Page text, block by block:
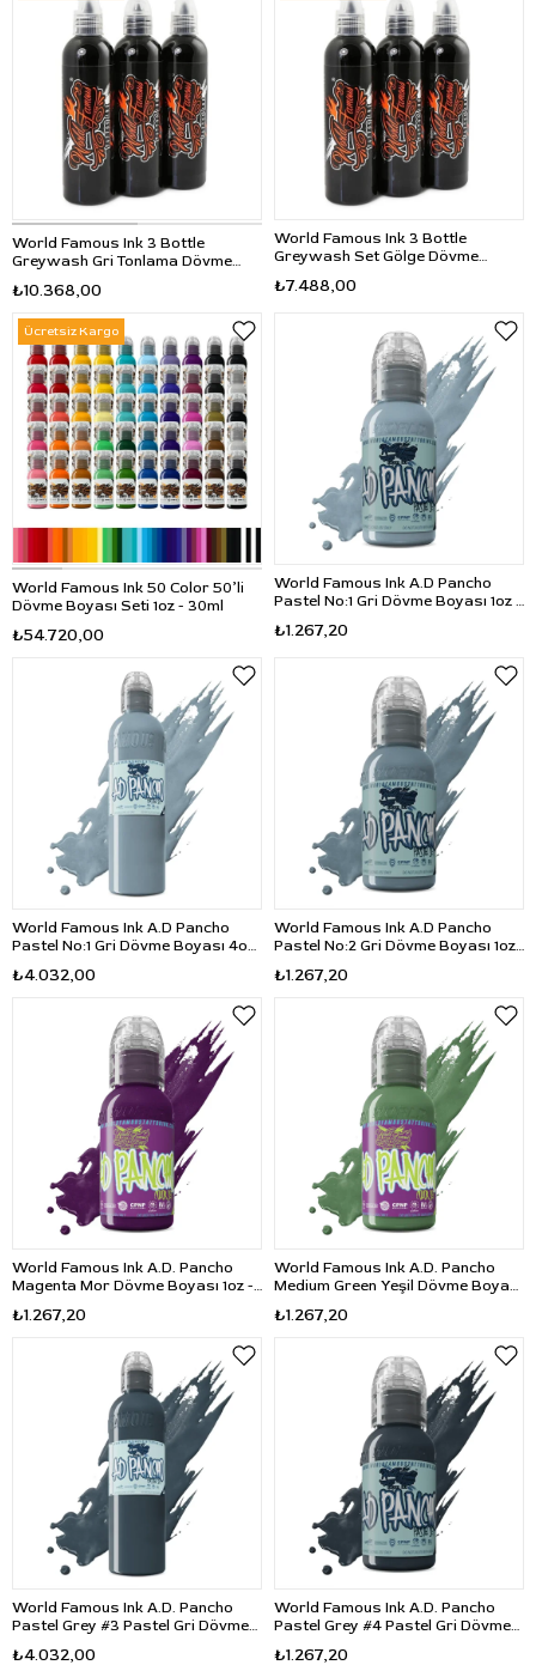
World Famous Ink 3 Bottle
Greywash Gri Tonlama Dövme
₺10.368,00
World Famous Ink 3 Bottle
Greywash Set Gölge Dövme
₺7.488,00
World Famous Ink 50 Color 50’li
Dövme Boyası Seti 1oz - 30ml
₺54.720,00
Ücretsiz Kargo
World Famous Ink A.D Pancho
Pastel No:1 Gri Dövme Boyası 1oz -
₺1.267,20
World Famous Ink A.D Pancho
Pastel No:1 Gri Dövme Boyası 4oz
₺4.032,00
World Famous Ink A.D Pancho
Pastel No:2 Gri Dövme Boyası 1oz
₺1.267,20
World Famous Ink A.D. Pancho
Magenta Mor Dövme Boyası 1oz -
₺1.267,20
World Famous Ink A.D. Pancho
Medium Green Yeşil Dövme Boyası
₺1.267,20
World Famous Ink A.D. Pancho
Pastel Grey #3 Pastel Gri Dövme
₺4.032,00
World Famous Ink A.D. Pancho
Pastel Grey #4 Pastel Gri Dövme
₺1.267,20